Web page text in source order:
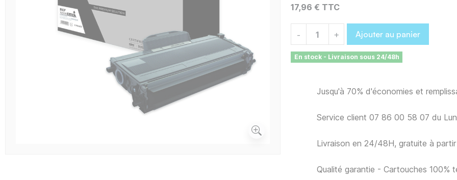
17,96 € TTC
- + Ajouter au panier
En stock - Livraison sous 24/48h
Jusqu'à 70% d'économies et
Service client 07 86 00 58 07 du
Livraison en 24/48H, gratuite à
Qualité garantie - Cartouches 100%